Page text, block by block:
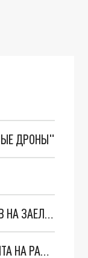
ДРОНЫ"
СУД ЗАПРЕТИЛ МЭРИИ НОВОСИБИРСКА ПРЕПЯТСТВОВАТЬ ПРИВАТИЗАЦИИ ОБЪЕКТОВ НА ЗАЕЛЬЦОВСКОМ КЛАДБИЩЕ
ФЕРМЕРЫ НОВОСИБИРСКОЙ ОБЛАСТИ МОГУТ ПОДАТЬ ЗАЯВКУ ДЛЯ ПОЛУЧЕНИЯ ГРАНТА НА РАЗВИТИЕ БИЗНЕСА